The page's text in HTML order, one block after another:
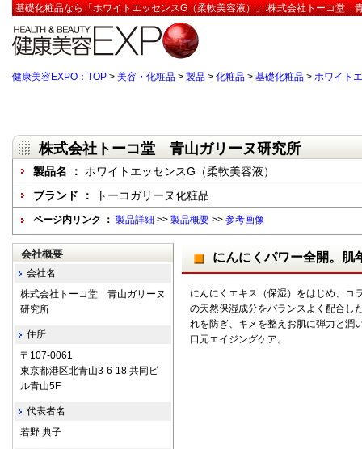
基礎化粧品なら「ホワイトエッセンスG（柔軟美容液）」:株式会社トーコ堂
健康美容EXPO：TOP > 美容・化粧品 > 製品 > 化粧品 > 基礎化粧品 > ホワイト
株式会社トーコ堂 青山ガリーヌ研究所
製品名 ： ホワイトエッセンスG（柔軟美容液）
ブランド ：
トーコガリーヌ化粧品
ページ内リンク ： 製品詳細 >> 製品概要 >> 参考画像
にんにくパワー全開。肌
にんにくエキス（保湿）をはじめ、コ
の天然保湿成分をバランスよく配合し
れを防ぎ、キメを整えお肌に弾力と潤
口元エイジングケア。
会社概要
会社名
株式会社トーコ堂 青山ガリーヌ
研究所
住所
〒107-0061
東京都港区北青山3-6-18 共同ビ
ル青山5F
代表者名
若野 典子